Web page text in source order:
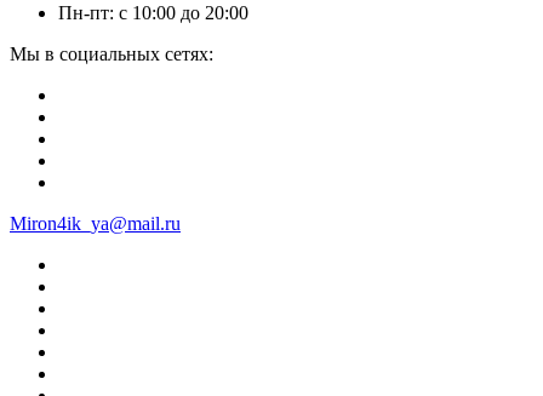
Пн-пт: с 10:00 до 20:00
Мы в социальных сетях:
Miron4ik_ya@mail.ru